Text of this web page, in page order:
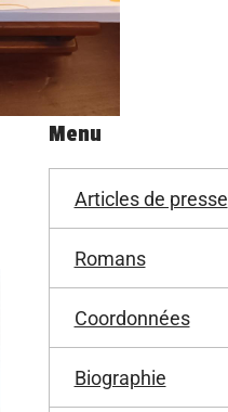
Menu
Articles de presse
Romans
Coordonnées
Biographie